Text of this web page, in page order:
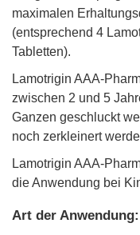
maximalen
(entsprechend 4
Tabletten).
Lamotrigin AAA-
zwischen 2 und 5
Ganzen geschluckt
noch zerkleinert
Lamotrigin AAA-
die Anwendung bei
Art der Anwendung: